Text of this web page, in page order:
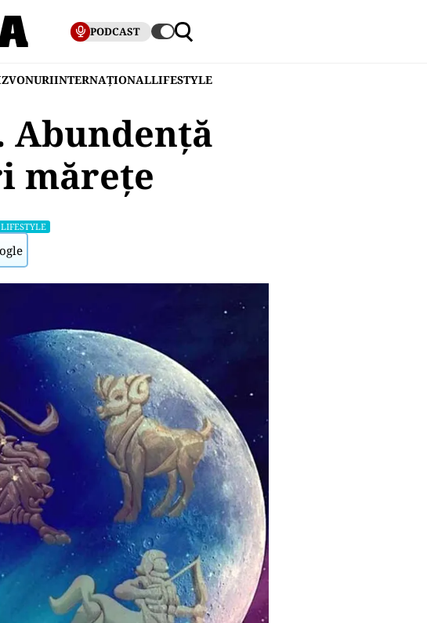
PODCAST
ZVONURIINTERNAȚIONALLIFESTYLE
Abundență
mărețe
LIFESTYLE